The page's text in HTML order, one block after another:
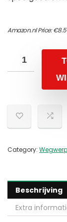
Amazon.nl Price:€
Category:
Beschrijving
Extra